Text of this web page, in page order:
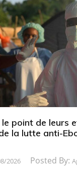
le point de leurs
la lutte anti-
2026 Posted By: